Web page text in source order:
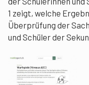
1 zeigt, welche
Überprüfung der
und Schüler der